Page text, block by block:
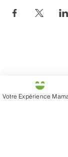
20 Chemin
141